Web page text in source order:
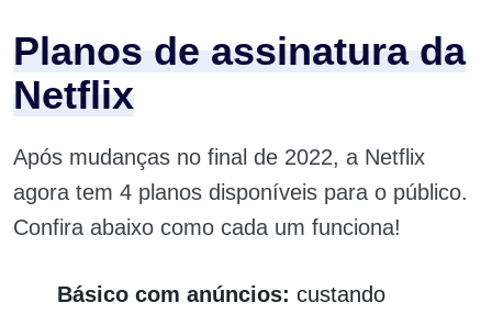
Planos de assinatura da
Netflix
Após mudanças no final de 2022, a Netflix
agora tem 4 planos disponíveis para o público.
Confira abaixo como cada um funciona!
Básico com anúncios: custando